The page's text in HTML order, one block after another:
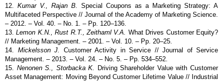
12. Kumar V., Rajan B. Special Coupons as a Marketing Strategy: A
Multifaceted Perspective // Journal of the Academy of Marketing Science.
– 2012. – Vol. 40. – No. 1. – Pp. 120–136.
13.Lemon K.N., Rust R.T., Zeithaml V.A. What Drives Customer Equity?
// Marketing Management. – 2001. – Vol. 10. – Pp. 20–25.
14. Mickelsson J. Customer Activity in Service // Journal of Service
Management. – 2013. – Vol. 24. – No. 5. – Pp. 534–552.
15. Nenonen S., Storbacka K. Driving Shareholder Value with Customer
Asset Management: Moving Beyond Customer Lifetime Value // Industrial